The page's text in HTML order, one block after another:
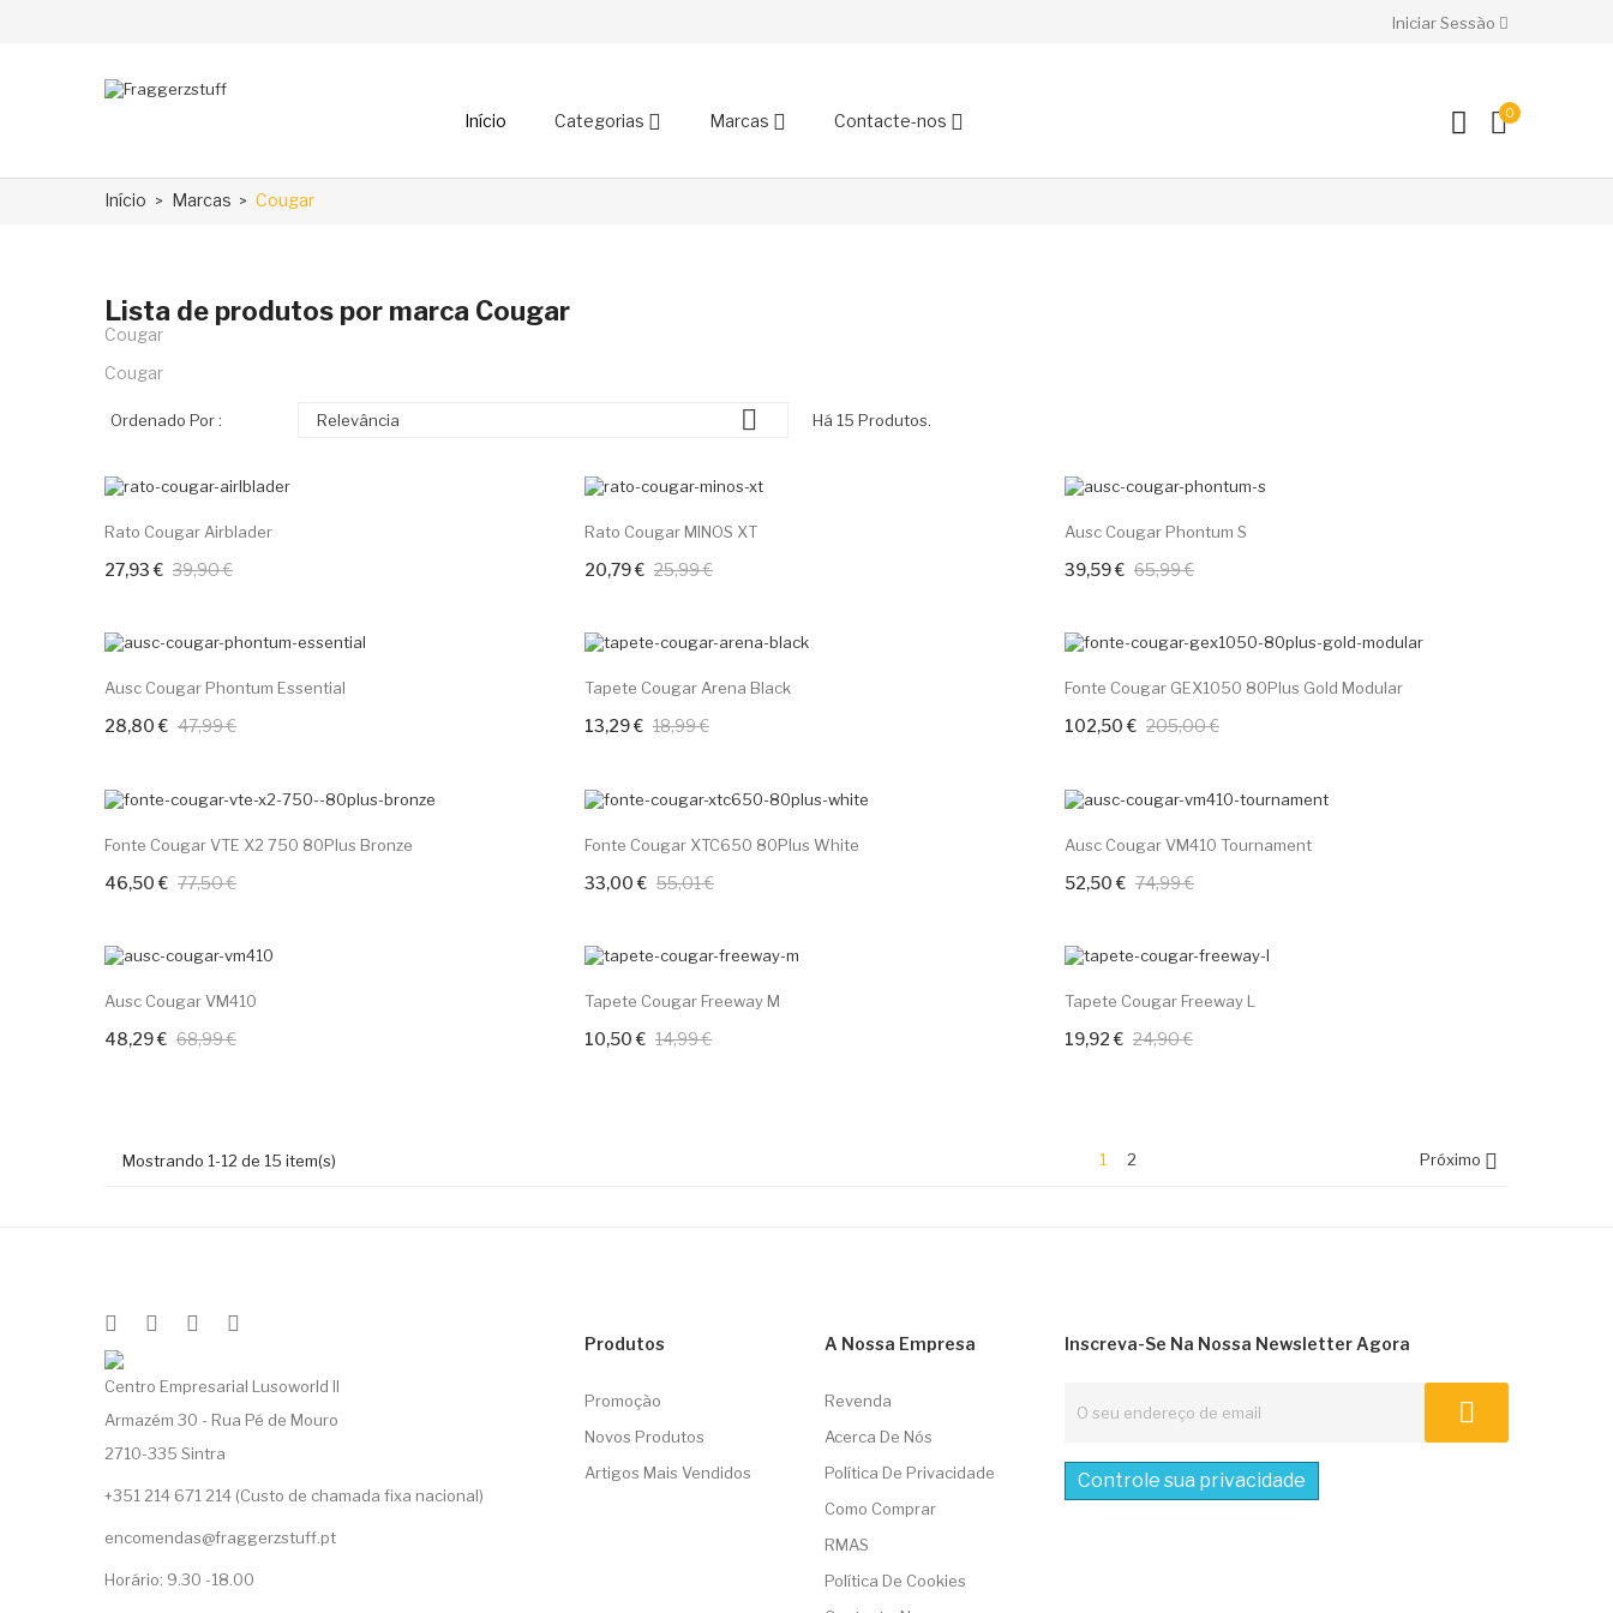
Iniciar Sessão
Início Categorias Marcas Contacte-nos 0
Início Marcas Cougar
Lista de produtos por marca Cougar
Cougar
Cougar
Ordenado Por : Relevância  Há 15 Produtos.
Rato Cougar Airblader
27,93 € 39,90 €
Rato Cougar MINOS XT
20,79 € 25,99 €
Ausc Cougar Phontum S
39,59 € 65,99 €
Ausc Cougar Phontum Essential
28,80 € 47,99 €
Tapete Cougar Arena Black
13,29 € 18,99 €
Fonte Cougar GEX1050 80Plus Gold Modular
102,50 € 205,00 €
Fonte Cougar VTE X2 750 80Plus Bronze
46,50 € 77,50 €
Fonte Cougar XTC650 80Plus White
33,00 € 55,01 €
Ausc Cougar VM410 Tournament
52,50 € 74,99 €
Ausc Cougar VM410
48,29 € 68,99 €
Tapete Cougar Freeway M
10,50 € 14,99 €
Tapete Cougar Freeway L
19,92 € 24,90 €
Mostrando 1-12 de 15 item(s) 1 2 Próximo 
Centro Empresarial Lusoworld II
Armazém 30 - Rua Pé de Mouro
2710-335 Sintra
+351 214 671 214 (Custo de chamada fixa nacional)
encomendas@fraggerzstuff.pt
Horário: 9.30 -18.00
Produtos
Promoção
Novos Produtos
Artigos Mais Vendidos
A Nossa Empresa
Revenda
Acerca De Nós
Política De Privacidade
Como Comprar
RMAS
Política De Cookies
Inscreva-Se Na Nossa Newsletter Agora
Controle sua privacidade